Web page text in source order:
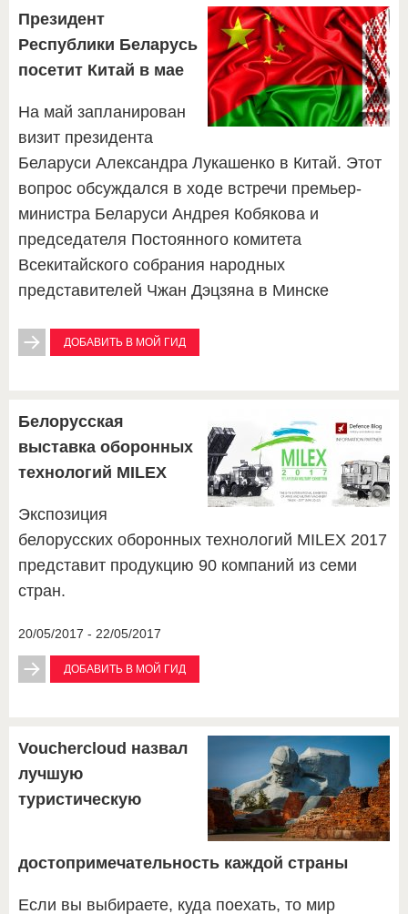
Президент
Республики Беларусь
посетит Китай в мае
На май запланирован
визит президента
Беларуси Александра Лукашенко в Китай. Этот
вопрос обсуждался в ходе встречи премьер-
министра Беларуси Андрея Кобякова и
председателя Постоянного комитета
Всекитайского собрания народных
представителей Чжан Дэцзяна в Минске
ДОБАВИТЬ В МОЙ ГИД
Белорусская
выставка оборонных
технологий MILEX
Экспозиция
белорусских оборонных технологий MILEX 2017
представит продукцию 90 компаний из семи
стран.
20/05/2017 - 22/05/2017
ДОБАВИТЬ В МОЙ ГИД
Vouchercloud назвал
лучшую
туристическую
достопримечательность каждой страны
Если вы выбираете, куда поехать, то мир